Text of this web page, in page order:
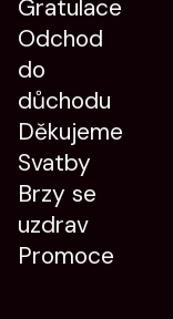
Gratulace
Odchod
do
důchodu
Děkujeme
Svatby
Brzy se
uzdrav
Promoce